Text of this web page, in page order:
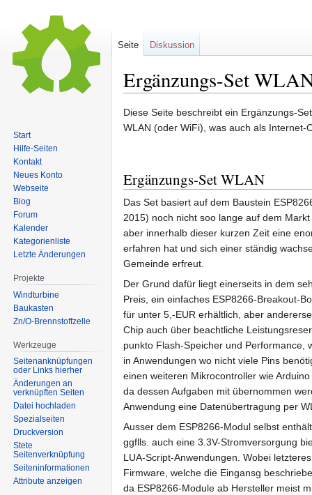
Ergänzungs-Set
Zur
Navigation
Zur
Suche
Diese Seite beschreibt ein Ergänzungs-
WLAN (oder WiFi), was auch als
Ergänzungs-Set WLAN
Das Set basiert auf dem Baustein
2015) noch nicht soo lange auf dem
aber innerhalb dieser kurzen Zeit eine
erfahren hat und sich einer ständig
Gemeinde erfreut.
Der Grund dafür liegt einerseits in dem
Preis, ein einfaches ESP8266-Breakout-
für unter 5,-EUR erhältlich, aber
Chip auch über beachtliche
punkto Flash-Speicher und Performance,
in Anwendungen wo nicht viele Pins
einen weiteren Mikrocontroller wie
da dessen Aufgaben mit übernommen
Anwendung eine Datenübertragung per
Ausser dem ESP8266-Modul selbst
ggflls. auch eine 3.3V-Stromversorgung
LUA-Script-Anwendungen. Wobei
Firmware, welche die Eingansg
da ESP8266-Module ab Hersteller meist
Seite Diskussion
Start
Hilfe-Seiten
Kontakt
Neues Konto
Webseite
Blog
Forum
Kalender
Kategorienliste
Letzte Änderungen
Projekte
Windturbine
Baukasten
Zn/O-Brennstoffzelle
Werkzeuge
Seitenanknüpfungen
oder Links hierher
Änderungen an
verknüpften Seiten
Datei hochladen
Spezialseiten
Druckversion
Stete
Seitenverknüpfung
Seiten­informationen
Attribute anzeigen